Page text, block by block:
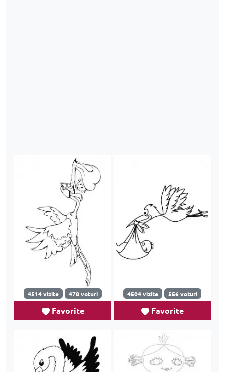
4514 vizite 478 voturi
Favorite
4504 vizite 556 voturi
Favorite